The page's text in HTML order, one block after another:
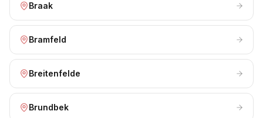
Braak
Bramfeld
Breitenfelde
Brundbek